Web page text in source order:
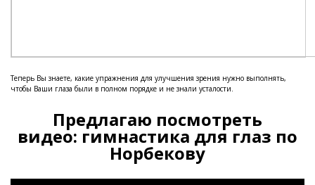
Теперь Вы знаете, какие упражнения для улучшения зрения нужно выполнять,
чтобы Ваши глаза были в полном порядке и не знали усталости.
Предлагаю посмотреть
видео: гимнастика для глаз по
Норбекову